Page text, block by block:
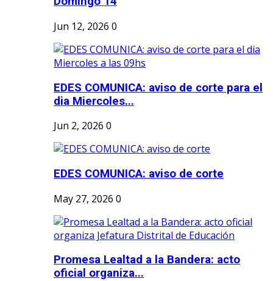
Jun 12, 2026 0
EDES COMUNICA: aviso de corte para el
dia Miercoles...
Jun 2, 2026 0
EDES COMUNICA: aviso de corte
May 27, 2026 0
Promesa Lealtad a la Bandera: acto
oficial organiza...